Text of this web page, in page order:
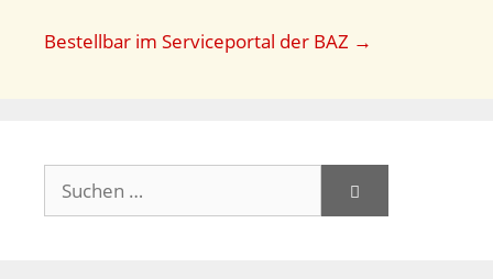
Bestellbar im Serviceportal der BAZ →
Suchen
nach: